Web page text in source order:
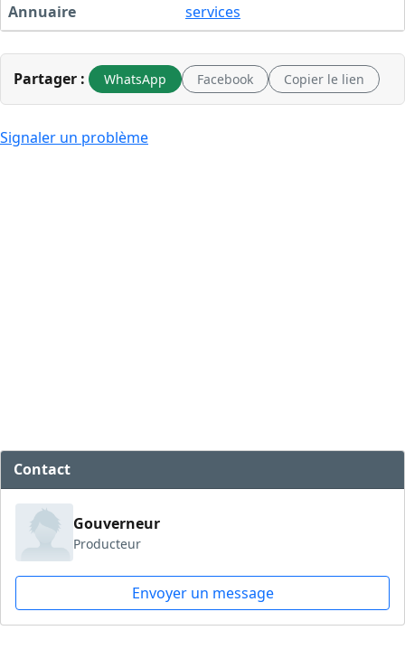
Annuaire
services
Partager : WhatsApp Facebook Copier le lien
Signaler un problème
Contact
Gouverneur
Producteur
Envoyer un message